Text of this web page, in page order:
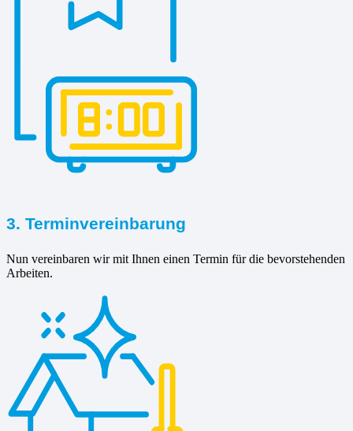
3. Terminvereinbarung
Nun vereinbaren wir mit Ihnen einen Termin für die bevorstehenden
Arbeiten.